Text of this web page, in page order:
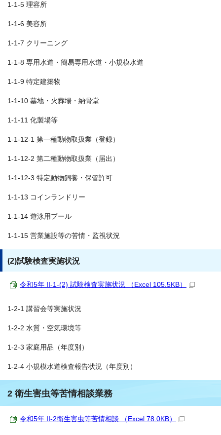
1-1-5 理容所
1-1-6 美容所
1-1-7 クリーニング
1-1-8 専用水道・簡易専用水道・小規模水道
1-1-9 特定建築物
1-1-10 墓地・火葬場・納骨堂
1-1-11 化製場等
1-1-12-1 第一種動物取扱業（登録）
1-1-12-2 第二種動物取扱業（届出）
1-1-12-3 特定動物飼養・保管許可
1-1-13 コインランドリー
1-1-14 遊泳用プール
1-1-15 営業施設等の苦情・監視状況
(2)試験検査実施状況
令和5年 II-1-(2) 試験検査実施状況 （Excel 105.5KB）
1-2-1 講習会等実施状況
1-2-2 水質・空気環境等
1-2-3 家庭用品（年度別）
1-2-4 小規模水道検査報告状況（年度別）
2 衛生害虫等苦情相談業務
令和5年 II-2衛生害虫等苦情相談 （Excel 78.0KB）